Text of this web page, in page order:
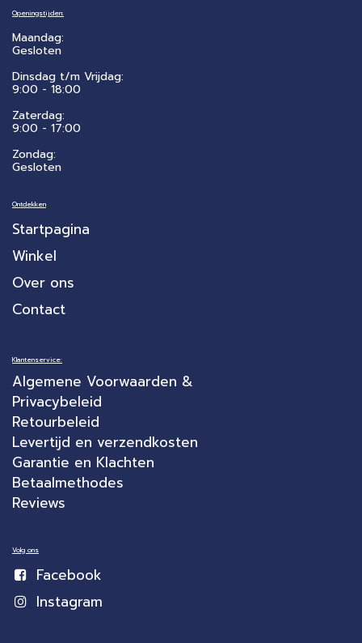
Openingstijden:
Maandag:
Gesloten
Dinsdag t/m Vrijdag:
9:00 - 18:00
Zaterdag:
​9:00 - 17:00
Zondag:
Gesloten
Ontdekken
Startpagina
Winkel
Over ons
Contact
Klantenservice:
Algemene Voorwaarden &
Privacybeleid
Retourbeleid
Levertijd en verzendkosten
Garantie en Klachten
Betaalmethodes
Reviews
Volg ons
Facebook
Instagram